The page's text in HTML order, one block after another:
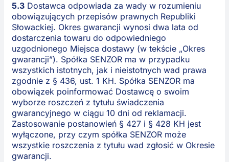
5.3Dostawca odpowiada za wady w rozumieniu
obowiązujących przepisów prawnych Republiki
Słowackiej. Okres gwarancji wynosi dwa lata od
dostarczenia towaru do odpowiedniego
uzgodnionego Miejsca dostawy (w tekście „Okres
gwarancji”). Spółka SENZOR ma w przypadku
wszystkich istotnych, jak i nieistotnych wad prawa
zgodnie z § 436, ust. 1 KH. Spółka SENZOR ma
obowiązek poinformować Dostawcę o swoim
wyborze roszczeń z tytułu świadczenia
gwarancyjnego w ciągu 10 dni od reklamacji.
Zastosowanie postanowień § 427 i § 428 KH jest
wyłączone, przy czym spółka SENZOR może
wszystkie roszczenia z tytułu wad zgłosić w Okresie
gwarancji.